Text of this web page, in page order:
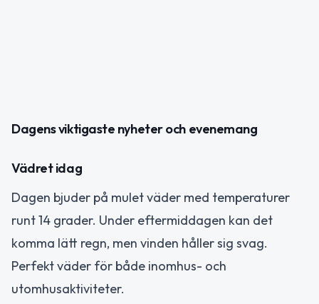
Dagens viktigaste nyheter och evenemang
Vädret idag
Dagen bjuder på mulet väder med temperaturer
runt 14 grader. Under eftermiddagen kan det
komma lätt regn, men vinden håller sig svag.
Perfekt väder för både inomhus- och
utomhusaktiviteter.